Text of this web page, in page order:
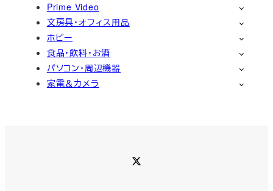
Prime Video
文房具・オフィス用品
ホビー
食品・飲料・お酒
パソコン・周辺機器
家電＆カメラ